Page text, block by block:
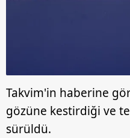
Takvim'in haberine
gözüne kestirdiği ve
sürüldü.